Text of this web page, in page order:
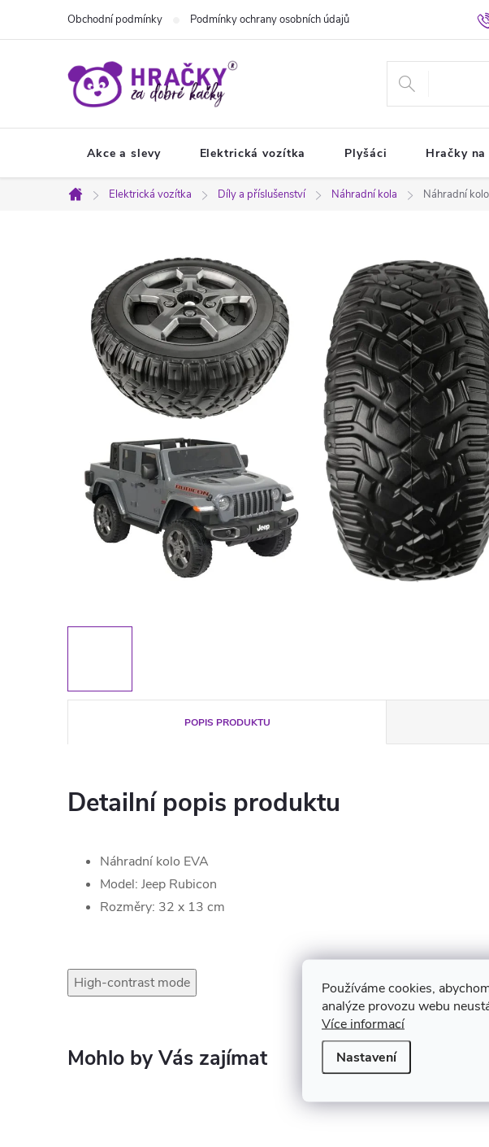
Používáme cookies,
analýze provozu webu
Více informací
Nastavení
Obchodní podmínky Podmínky ochrany osobních údajů
Akce a slevy Elektrická vozítka Plyšáci Hračky na
Domů
Elektrická vozítka Díly a příslušenství Náhradní kola Náhradní
POPIS PRODUKTU
Detailní popis produktu
Náhradní kolo EVA
Model: Jeep Rubicon
Rozměry: 32 x 13 cm
High-contrast mode